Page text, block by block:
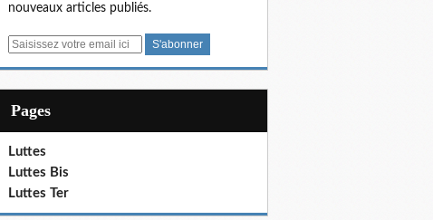
nouveaux articles publiés.
E
Pages
Luttes
Luttes Bis
Luttes Ter